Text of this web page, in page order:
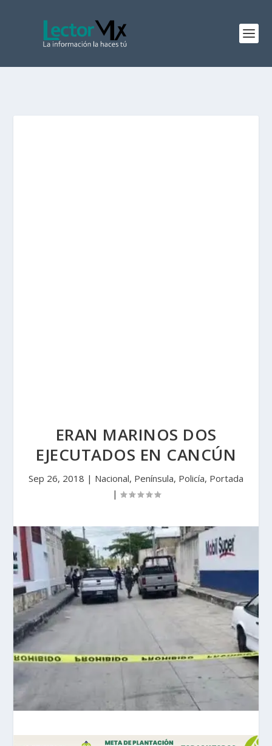
ERAN MARINOS DOS
EJECUTADOS EN CANCÚN
Sep 26, 2018 | Nacional, Península, Policía, Portada
|